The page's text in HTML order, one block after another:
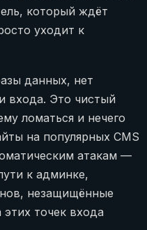
который ждёт
уходит к
данных, нет
входа. Это чистый
ломаться и нечего
на популярных CMS
атакам —
к админке,
незащищённые
точек входа